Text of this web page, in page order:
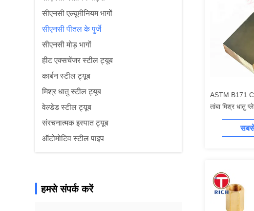
सीएनसी एल्यूमीनियम भागों
सीएनसी पीतल के पुर्जे
सीएनसी मोड़ भागों
हीट एक्सचेंजर स्टील ट्यूब
कार्बन स्टील ट्यूब
मिश्र धातु स्टील ट्यूब
वेल्डेड स्टील ट्यूब
संरचनात्मक इस्पात ट्यूब
ऑटोमोटिव स्टील पाइप
हमसे संपर्क करें
ASTM B171
तांबा मिश्र धातु
एक्सचेंजर
सबसे